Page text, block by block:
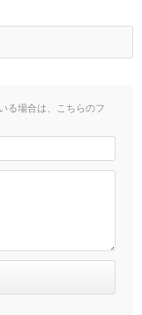
る場合は、こちらのフ